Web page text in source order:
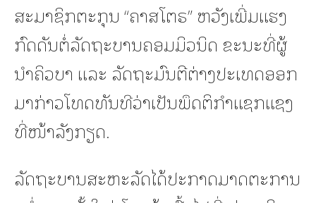
ສະມາຊິກຕະກຸນ “ຄາສໂຕຣ” ຫວັງເພີ່ມແຮງ
ກົດດັນຕໍ່ລັດຖະບານຄອມມິວນິດ ຂະນະທີ່ຜູ້
ນຳຄິວບາ ແລະ ລັດຖະມົນຕີຕ່າງປະເທດອອກ
ມາກ່າວໂທດທັນທີວ່າເປັນພຶດຕິກຳແຊກແຊງ
ທີ່ໜ້າລັງກຽດ.
ລັດຖະບານສະຫະລັດໄດ້ປະກາດມາດຕະການ